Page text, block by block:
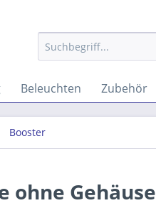
Beleuchten Zubehör
Booster
ohne Gehäuse